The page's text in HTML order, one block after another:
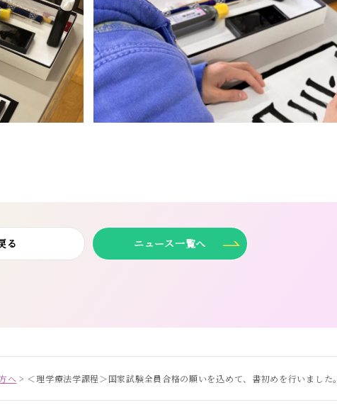
る ニュース一覧へ
へ > ＜理学療法学課程＞国家試験全員合格の願いを込めて、書初めを行いました。